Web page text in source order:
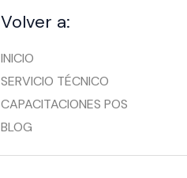
Volver a:
INICIO
SERVICIO TÉCNICO
CAPACITACIONES POS
BLOG